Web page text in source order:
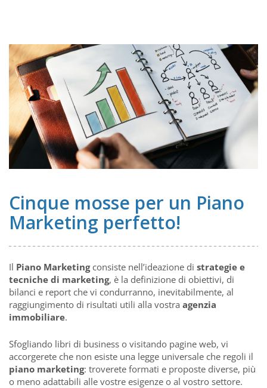
Cinque mosse per un Piano
Marketing perfetto!
Il Piano Marketingconsiste nell’ideazione di strategie e
tecniche di marketing, è la definizione di obiettivi, di
bilanci e report che vi condurranno, inevitabilmente, al
raggiungimento di risultati utili alla vostra agenzia
immobiliare.
Sfogliando libri di business o visitando pagine web, vi
accorgerete che non esiste una legge universale che regoli il
piano marketing: troverete formati e proposte diverse, più
o meno adattabili alle vostre esigenze o al vostro settore.